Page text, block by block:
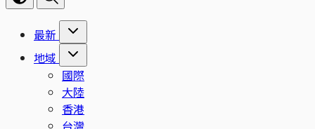
最新
地域
國際
大陸
香港
台灣